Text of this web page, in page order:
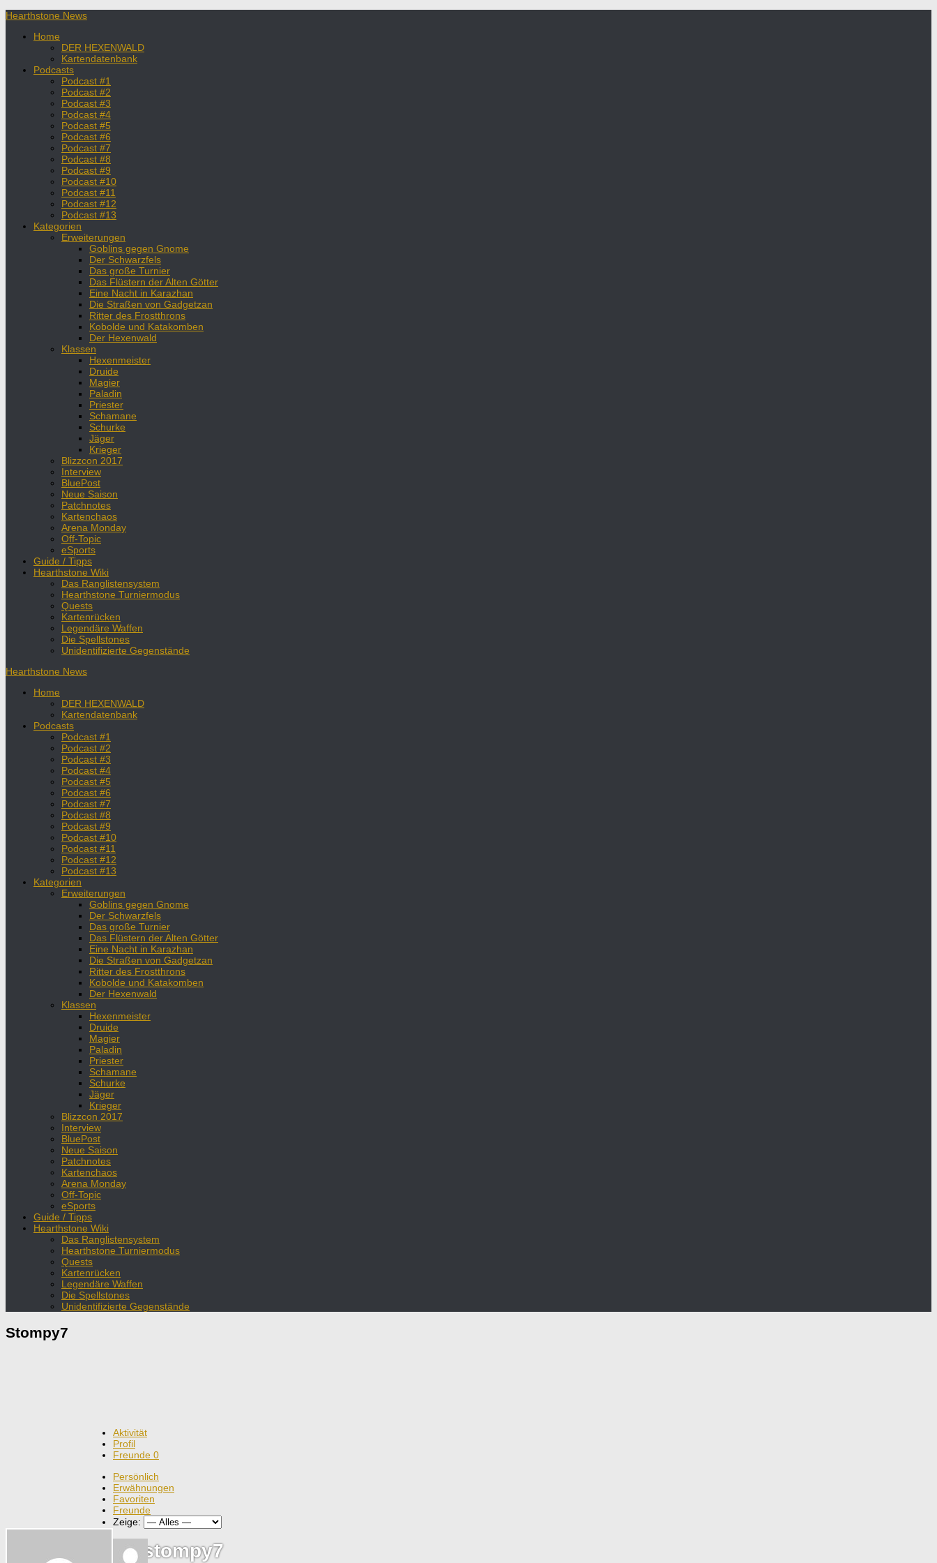
Hearthstone News
Home
DER HEXENWALD
Kartendatenbank
Podcasts
Podcast #1
Podcast #2
Podcast #3
Podcast #4
Podcast #5
Podcast #6
Podcast #7
Podcast #8
Podcast #9
Podcast #10
Podcast #11
Podcast #12
Podcast #13
Kategorien
Erweiterungen
Goblins gegen Gnome
Der Schwarzfels
Das große Turnier
Das Flüstern der Alten Götter
Eine Nacht in Karazhan
Die Straßen von Gadgetzan
Ritter des Frostthrons
Kobolde und Katakomben
Der Hexenwald
Klassen
Hexenmeister
Druide
Magier
Paladin
Priester
Schamane
Schurke
Jäger
Krieger
Blizzcon 2017
Interview
BluePost
Neue Saison
Patchnotes
Kartenchaos
Arena Monday
Off-Topic
eSports
Guide / Tipps
Hearthstone Wiki
Das Ranglistensystem
Hearthstone Turniermodus
Quests
Kartenrücken
Legendäre Waffen
Die Spellstones
Unidentifizierte Gegenstände
Hearthstone News
Home
DER HEXENWALD
Kartendatenbank
Podcasts
Podcast #1
Podcast #2
Podcast #3
Podcast #4
Podcast #5
Podcast #6
Podcast #7
Podcast #8
Podcast #9
Podcast #10
Podcast #11
Podcast #12
Podcast #13
Kategorien
Erweiterungen
Goblins gegen Gnome
Der Schwarzfels
Das große Turnier
Das Flüstern der Alten Götter
Eine Nacht in Karazhan
Die Straßen von Gadgetzan
Ritter des Frostthrons
Kobolde und Katakomben
Der Hexenwald
Klassen
Hexenmeister
Druide
Magier
Paladin
Priester
Schamane
Schurke
Jäger
Krieger
Blizzcon 2017
Interview
BluePost
Neue Saison
Patchnotes
Kartenchaos
Arena Monday
Off-Topic
eSports
Guide / Tipps
Hearthstone Wiki
Das Ranglistensystem
Hearthstone Turniermodus
Quests
Kartenrücken
Legendäre Waffen
Die Spellstones
Unidentifizierte Gegenstände
Stompy7
@stompy7
Aktivität
Profil
Freunde 0
Persönlich
Erwähnungen
Favoriten
Freunde
Zeige: